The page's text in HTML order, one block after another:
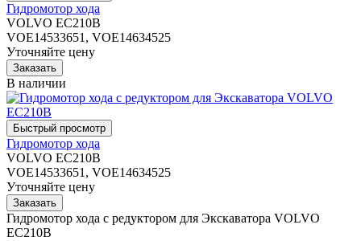
Гидромотор хода
VOLVO EC210B
VOE14533651, VOE14634525
Уточняйте цену
В наличии
Гидромотор хода
VOLVO EC210B
VOE14533651, VOE14634525
Уточняйте цену
Гидромотор хода с редуктором для Экскаватора VOLVO
EC210B